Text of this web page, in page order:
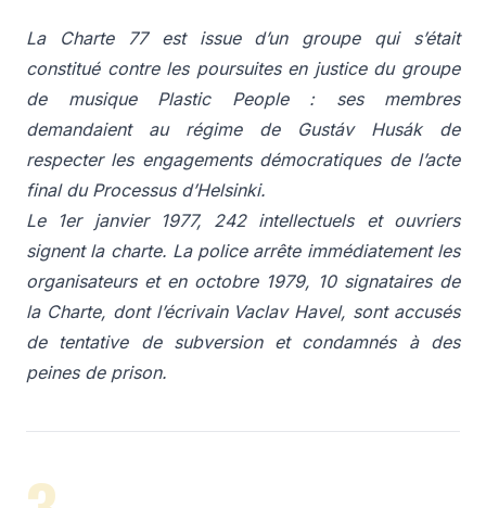
La Charte 77 est issue d’un groupe qui s’était
constitué contre les poursuites en justice du groupe
de musique Plastic People : ses membres
demandaient au régime de Gustáv Husák de
respecter les engagements démocratiques de l’acte
final du Processus d’Helsinki.
Le 1er janvier 1977, 242 intellectuels et ouvriers
signent la charte. La police arrête immédiatement les
organisateurs et en octobre 1979, 10 signataires de
la Charte, dont l’écrivain Vaclav Havel, sont accusés
de tentative de subversion et condamnés à des
peines de prison.